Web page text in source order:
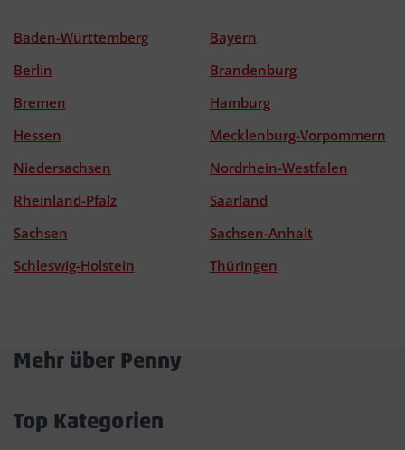
Baden-Württemberg
Bayern
Berlin
Brandenburg
Bremen
Hamburg
Hessen
Mecklenburg-Vorpommern
Niedersachsen
Nordrhein-Westfalen
Rheinland-Pfalz
Saarland
Sachsen
Sachsen-Anhalt
Schleswig-Holstein
Thüringen
Mehr über Penny
Top Kategorien